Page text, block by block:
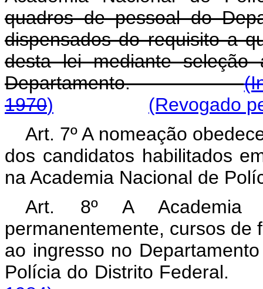
quadros de pessoal do
dispensados do requisito a
desta lei mediante seleção
Departamento.
1970)
(Revogado
Art. 7º A nomeação
dos candidatos habilitados
na Academia Nacional de
Art. 8º A Academia
permanentemente, cursos de
ao ingresso no
Polícia do Distrito